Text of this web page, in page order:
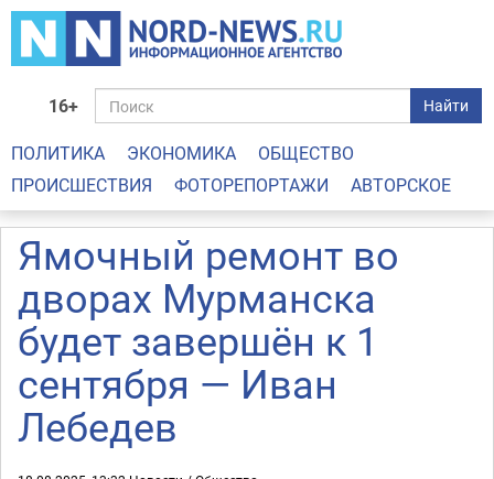
16+ Найти
ПОЛИТИКА ЭКОНОМИКА
ОБЩЕСТВО
ПРОИСШЕСТВИЯ
ФОТОРЕПОРТАЖИ АВТОРСКОЕ
Ямочный ремонт во
дворах Мурманска
будет завершён к 1
сентября — Иван
Лебедев